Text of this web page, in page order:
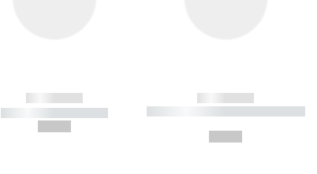
------------
----------- -----------
------------
----------- ----------- ----------